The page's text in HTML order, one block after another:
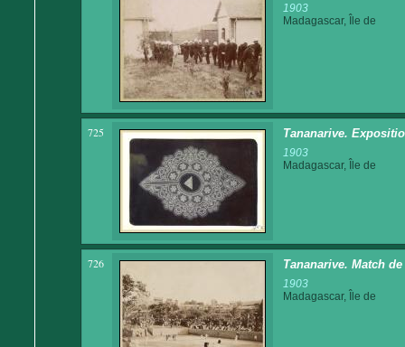
1903
Madagascar, Île de
725 Tananarive.
1903
Madagascar, Île de
726 Tananarive. Match
1903
Madagascar, Île de